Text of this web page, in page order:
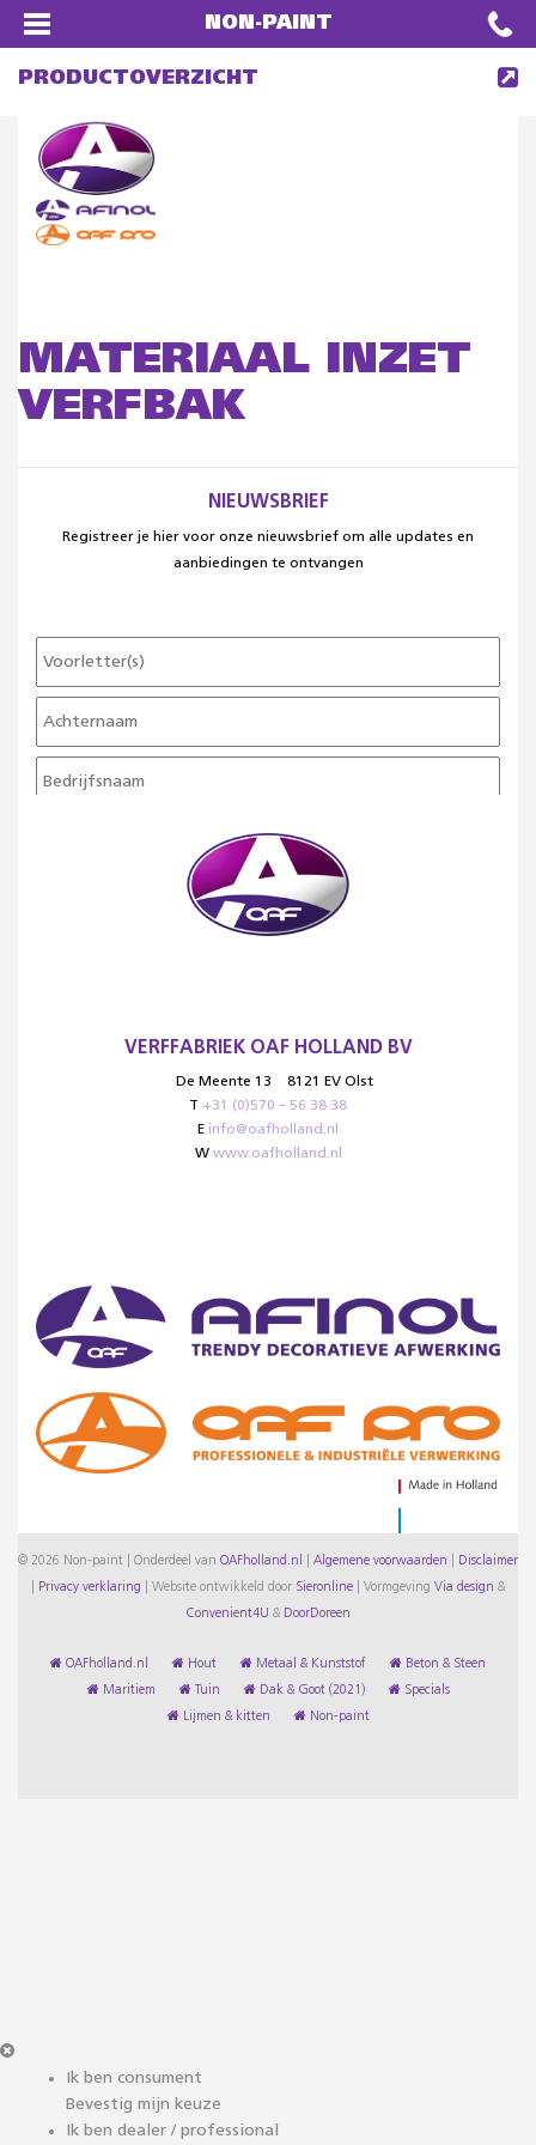
NON-PAINT
PRODUCTOVERZICHT
MATERIAAL INZET
VERFBAK
NIEUWSBRIEF
Registreer je hier voor onze nieuwsbrief om alle updates en
aanbiedingen te ontvangen
VERFFABRIEK OAF HOLLAND BV
De Meente 13
8121 EV Olst
T +31 (0)570 – 56 38 38
E info@oafholland.nl
W www.oafholland.nl
© 2026 Non-paint | Onderdeel van OAFholland.nl Algemene voorwaarden Disclaimer
Privacy verklaring Website ontwikkeld door Sieronline Vormgeving Via design &
Convenient4U & DoorDoreen
OAFholland.nl Hout Metaal & Kunststof Beton & Steen
Maritiem Tuin Dak & Goot (2021) Specials
Lijmen & kitten Non-paint
Ik ben consument
Bevestig mijn keuze
Ik ben dealer / professional